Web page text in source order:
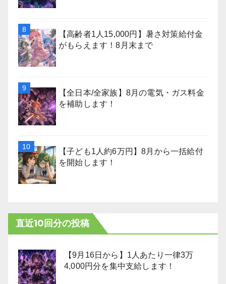
【高齢者1人15,000円】暑さ対策給付金
がもらえます！8月末まで
【全日本/全家族】8月の電気・ガス料金
を補助します！
【子ども1人約6万円】8月から一括給付
を開始します！
直近10回分の投稿
【9月16日から】1人あたり一律3万
4,000円分を集中支給します！